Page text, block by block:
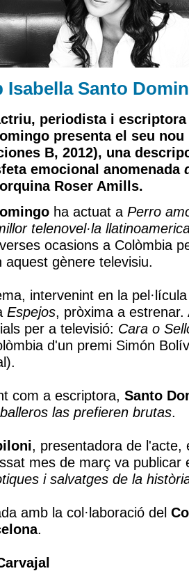
Isabella Santo
periodista i
presenta el seu
B, 2012), una
emocional anomenada
Roser Amills.
ha actuat a Perro
telenovel·la
ocasions a Colòmbia
aquest gènere televisiu.
intervenint en la
Espejos, pròxima a
per a televisió: Cara o
d'un premi Simón
com a escriptora, Santo
las prefieren brutas.
, presentadora de l'acte,
mes de març va publicar
i salvatges de la
amb la col·laboració del
.